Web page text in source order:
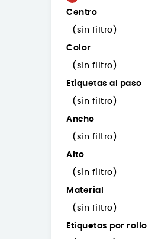
Centro
(sin filtro)
Color
(sin filtro)
Etiquetas al paso
(sin filtro)
Ancho
(sin filtro)
Alto
(sin filtro)
Material
(sin filtro)
Etiquetas por rollo